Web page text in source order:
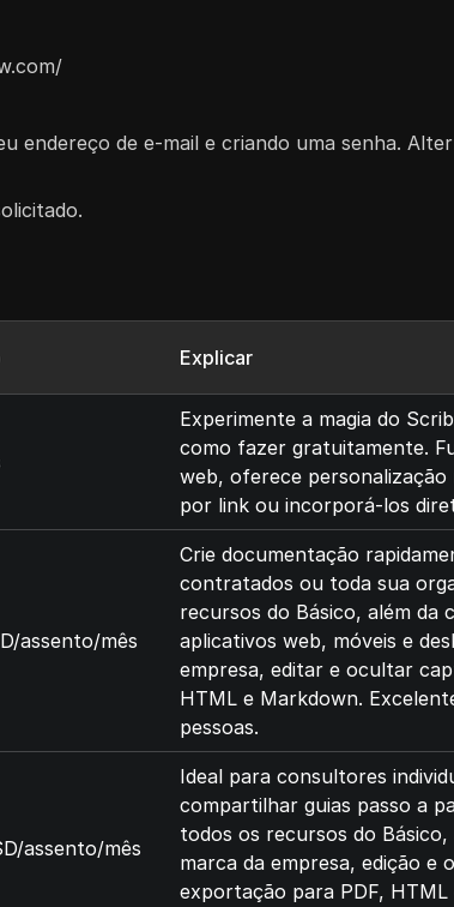
endereço de e-mail e criando uma senha.
Explicar
Experimente a magia do
como fazer gratuitamente.
web, oferece
por link ou incorporá-los
assento/mês
Crie documentação
contratados ou toda sua
recursos do Básico, além da
aplicativos web, móveis e
empresa, editar e ocultar
HTML e Markdown.
pessoas.
assento/mês
Ideal para consultores
compartilhar guias passo a
todos os recursos do
marca da empresa, edição e
exportação para PDF,